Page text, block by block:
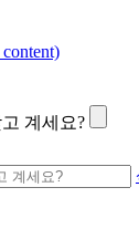
계세요?